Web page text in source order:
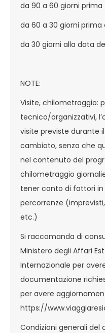
da 90 a 60 giorni prima
da 60 a 30 giorni prima
da 30 giorni alla data
NOTE:
Visite, chilometraggio:
tecnico/organizzativi,
visite previste durante
cambiato, senza che
nel contenuto del
chilometraggio
tener conto di fattori
percorrenze
etc.)
Si raccomanda di
Ministero degli Affari
Internazionale per
documentazione
per avere
https://
Condizioni generali